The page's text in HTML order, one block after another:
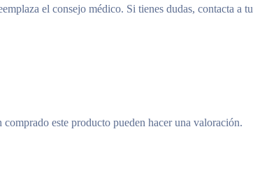
el consejo médico. Si tienes dudas, contacta a
este producto pueden hacer una valoración.